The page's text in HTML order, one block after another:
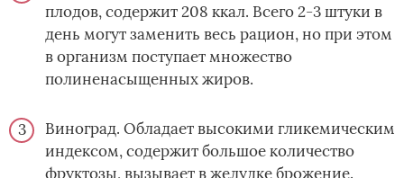
плодов, содержит 208 ккал. Всего 2-3 штуки в
день могут заменить весь рацион, но при этом
в организм поступает множество
полиненасыщенных жиров.
Виноград. Обладает высокими гликемическим
индексом, содержит большое количество
фруктозы, вызывает в желудке брожение.